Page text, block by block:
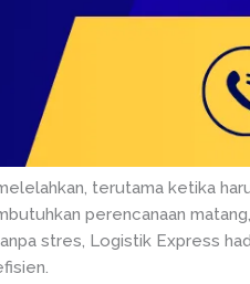
terutama ketika
perencanaan
stres, Logistik Express